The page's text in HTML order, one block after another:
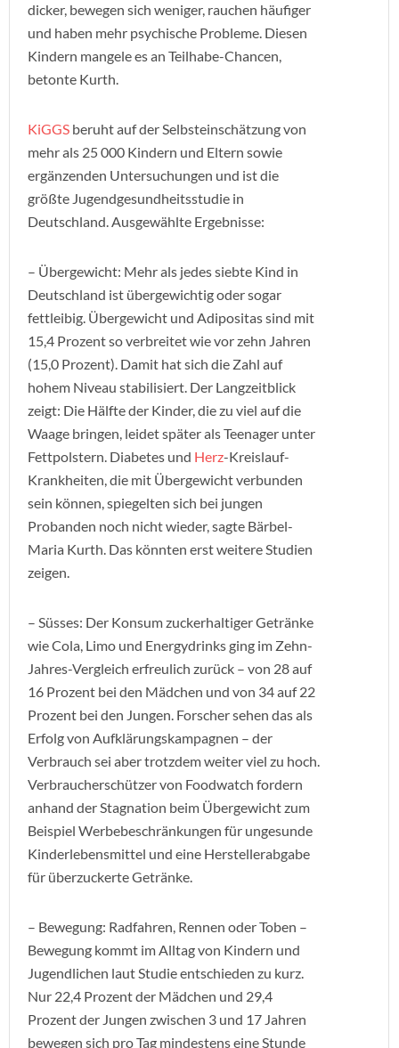
dicker, bewegen sich weniger, rauchen häufiger
und haben mehr psychische Probleme. Diesen
Kindern mangele es an Teilhabe-Chancen,
betonte Kurth.
KiGGS beruht auf der Selbsteinschätzung von
mehr als 25 000 Kindern und Eltern sowie
ergänzenden Untersuchungen und ist die
größte Jugendgesundheitsstudie in
Deutschland. Ausgewählte Ergebnisse:
– Übergewicht: Mehr als jedes siebte Kind in
Deutschland ist übergewichtig oder sogar
fettleibig. Übergewicht und Adipositas sind mit
15,4 Prozent so verbreitet wie vor zehn Jahren
(15,0 Prozent). Damit hat sich die Zahl auf
hohem Niveau stabilisiert. Der Langzeitblick
zeigt: Die Hälfte der Kinder, die zu viel auf die
Waage bringen, leidet später als Teenager unter
Fettpolstern. Diabetes und Herz-Kreislauf-
Krankheiten, die mit Übergewicht verbunden
sein können, spiegelten sich bei jungen
Probanden noch nicht wieder, sagte Bärbel-
Maria Kurth. Das könnten erst weitere Studien
zeigen.
– Süsses: Der Konsum zuckerhaltiger Getränke
wie Cola, Limo und Energydrinks ging im Zehn-
Jahres-Vergleich erfreulich zurück – von 28 auf
16 Prozent bei den Mädchen und von 34 auf 22
Prozent bei den Jungen. Forscher sehen das als
Erfolg von Aufklärungskampagnen – der
Verbrauch sei aber trotzdem weiter viel zu hoch.
Verbraucherschützer von Foodwatch fordern
anhand der Stagnation beim Übergewicht zum
Beispiel Werbebeschränkungen für ungesunde
Kinderlebensmittel und eine Herstellerabgabe
für überzuckerte Getränke.
– Bewegung: Radfahren, Rennen oder Toben –
Bewegung kommt im Alltag von Kindern und
Jugendlichen laut Studie entschieden zu kurz.
Nur 22,4 Prozent der Mädchen und 29,4
Prozent der Jungen zwischen 3 und 17 Jahren
bewegen sich pro Tag mindestens eine Stunde